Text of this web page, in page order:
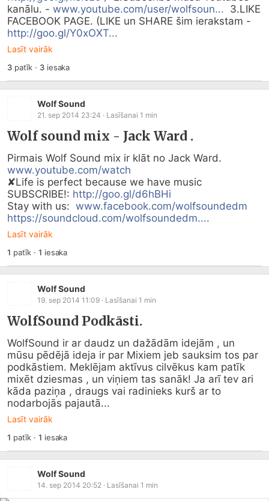
kanālu. - www.youtube.com/user/wolfsoun...
  3.LIKE
http://goo.gl/Y0xOXT...
Lasīt vairāk
3patīk · 3iesaka
Wolf Sound
21. sep 2014 23:24 · Lasīšanai 1 min
Wolf sound mix - Jack Ward .
www.youtube.com/watch
✘Life is perfect because we have music
SUBSCRIBE!: http://goo.gl/d6hBHi
Stay with us: www.facebook.com/wolfsoundedm
https://soundcloud.com/wolfsoundedm....
Lasīt vairāk
1 patīk ·1 iesaka
Wolf Sound
19. sep 2014 11:09 · Lasīšanai 1 min
WolfSound Podkāsti.
WolfSound ir ar daudz un dažādām idejām , un
mūsu pēdējā ideja ir par Mixiem jeb sauksim tos par
podkāstiem. Meklējam aktīvus cilvēkus kam patīk
mixēt dziesmas , un viņiem tas sanāk! Ja arī tev ari
kāda paziņa , draugs vai radinieks kurš ar to
nodarbojās pajautā...
Lasīt vairāk
1 patīk ·1 iesaka
Wolf Sound
14. sep 2014 20:52 · Lasīšanai 1 min